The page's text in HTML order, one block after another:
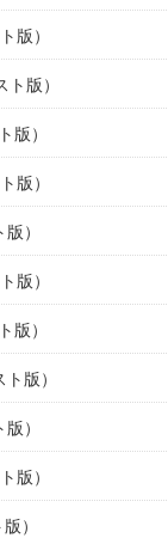
版）
版）
）
版）
）
版）
）
版）
）
版）
）